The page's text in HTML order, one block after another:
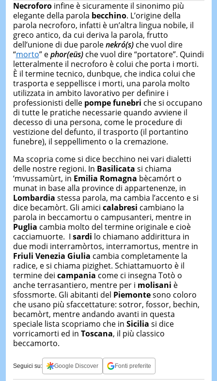
Necroforoinfine è sicuramente il sinonimo più
elegante della parola becchino. L’origine della
parola necroforo, infatti è un’altra lingua nobile, il
greco antico, da cui deriva la parola, frutto
dell’unione di due parolenekró(s) che vuol dire
“morto” ephor(eüs)che vuol dire “portatore”. Quindi
letteralmente il necroforo è colui che porta i morti.
È il termine tecnico, dunbque, che indica colui che
trasporta e seppellisce i morti, una parola molto
utilizzata in ambito lavorativo per definire i
professionisti delle pompe funebri che si occupano
di tutte le pratiche necessarie quando avviene il
decesso di una persona, come le procedure di
vestizione del defunto, il trasporto (il portantino
funebre), il seppellimento o la cremazione.
Ma scopria come si dice becchino nei vari dialetti
delle nostre regioni. In Basilicata si chiama
‘mvussamùrt, in Emilia Romagna bècamórt o
munat in base alla province di appartenenze, in
Lombardia stessa parola, ma cambia l’accento e si
dice becamòrt. Gli amici calabresi cambiano la
parola in beccamortu o campusanteri, mentre in
Puglia cambia molto del termine originale e cioè
cacciamuorte. I sardi lo chiamano addirittura in
due modi interramòrtos, interramortus, mentre in
Friuli Venezia Giulia cambia completamente la
radice, e si chiama pizighet. Schiattamuorto è il
termine dei campania come ci insegna Totò o
anche terrasantiero, mentre per i molisani è
sfossmorte. Gli abitanti del Piemontesono coloro
che usano più sfaccettature: sotror, fossor, bechin,
becamòrt, mentre andando avanti in questa
speciale lista scopriamo che in Sicilia si dice
vorricamorti ed in Toscana, il più classico
beccamorto.
Seguici su: Google Discover Fonti preferite